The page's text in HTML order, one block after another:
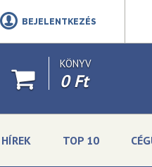
BEJELENTKEZÉS
KÖNYV
0 Ft
HÍREK TOP 10